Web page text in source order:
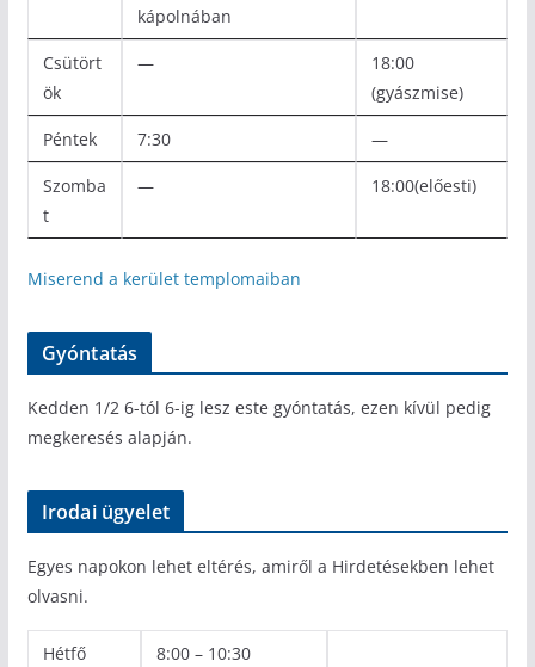
kápolnában
Csütört
ök
—
18:00
(gyászmise)
Péntek 7:30 —
Szomba
t
— 18:00(előesti)
Miserend a kerület templomaiban
Gyóntatás
Kedden 1/2 6-tól 6-ig lesz este gyóntatás, ezen kívül pedig
megkeresés alapján.
Irodai ügyelet
Egyes napokon lehet eltérés, amiről a Hirdetésekben lehet
olvasni.
Hétfő 8:00 – 10:30